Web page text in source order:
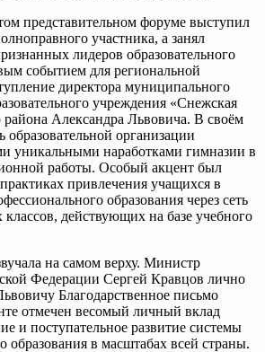
представительном форуме выступил
участника, а занял
лидеров образовательного
событием для региональной
директора муниципального
учреждения «Снежская
района Александра Львовича. В своём
образовательной организации
уникальными наработками гимназии в
работы. Особый акцент был
привлечения учащихся в
образования через сеть
классов, действующих на базе учебного
на самом верху. Министр
Федерации Сергей Кравцов лично
Благодарственное письмо
отмечен весомый личный вклад
и поступательное развитие системы
образования в масштабах всей страны.